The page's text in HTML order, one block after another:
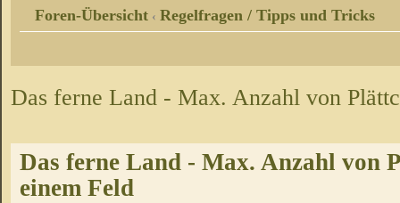
Foren-Übersicht ‹ Regelfragen / Tipps und Tricks
Das ferne Land - Max. Anzahl von
Das ferne Land - Max. Anzahl von
einem Feld